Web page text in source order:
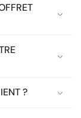
?